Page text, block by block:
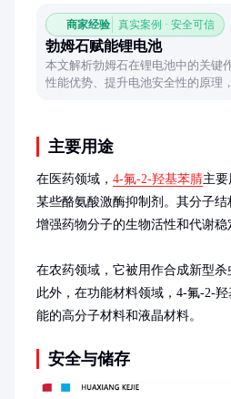
商家经验 真实案例 · 安全可信
勃姆石赋能锂电池
本文解析勃姆石在锂电池中的关键
性能优势、提升电池安全性的原理
主要用途
在医药领域， 4-氟-2-羟基苯腈主
某些酪氨酸激酶抑制剂。其分子
增强药物分子的生物活性和代谢稳
在农药领域，它被用作合成新型杀
此外，在功能材料领域，4-氟-2-
能的高分子材料和液晶材料。
安全与储存